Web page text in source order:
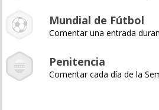
Mundial de Fútbol
Comentar una entrada
Penitencia
Comentar cada día de la